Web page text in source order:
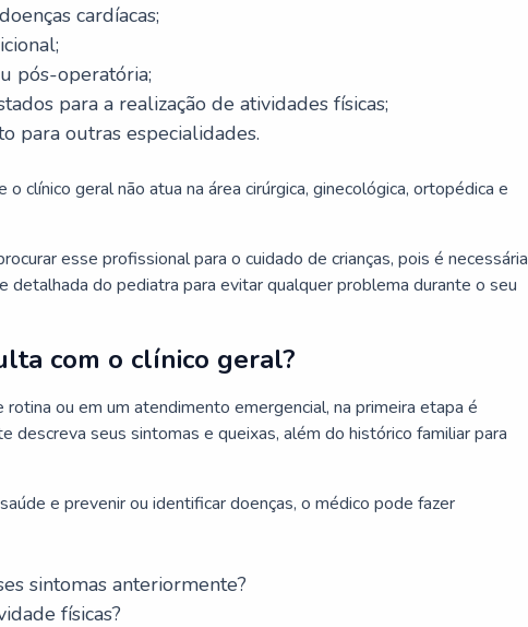
cardíacas;
pós-operatória;
para a realização de atividades físicas;
para outras especialidades.
clínico geral não atua na área cirúrgica, ginecológica, ortopédica e
esse profissional para o cuidado de crianças, pois é necessária
detalhada do pediatra para evitar qualquer problema durante o seu
com o clínico geral?
ou em um atendimento emergencial, na primeira etapa é
descreva seus sintomas e queixas, além do histórico familiar para
e prevenir ou identificar doenças, o médico pode fazer
sintomas anteriormente?
físicas?